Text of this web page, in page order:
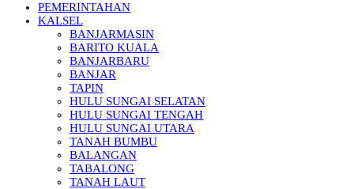
PEMERINTAHAN
KALSEL
BANJARMASIN
BARITO KUALA
BANJARBARU
BANJAR
TAPIN
HULU SUNGAI SELATAN
HULU SUNGAI TENGAH
HULU SUNGAI UTARA
TANAH BUMBU
BALANGAN
TABALONG
TANAH LAUT